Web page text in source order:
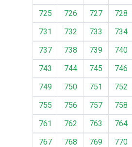
725
726 727 728
731
732 733 734
737
738 739 740
743
744 745 746
749
750 751 752
755
756 757 758
761
762 763 764
767
768 769 770